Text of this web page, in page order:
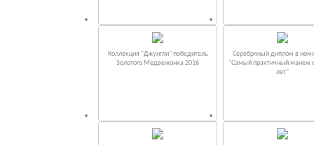
Коллекция "Джунгли" победитель
Золотого Медвежонка 2016
Серебряный диплом в
"Самый практичный манеж
лет"